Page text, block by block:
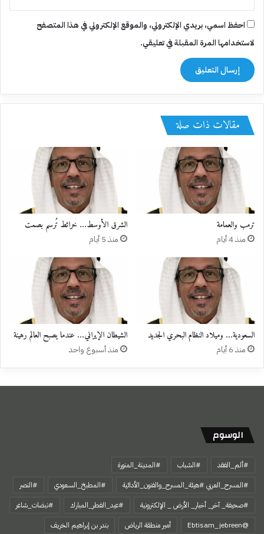
احفظ اسمي، بريدي الإلكتروني، والموقع الإلكتروني في هذا المتصفح
لاستخدامها المرة المقبلة في تعليقي.
مقالات ذات صلة
ترمب والعمامة
منذ 4 أيام
الشرق الأوسط… خرائط تُرسم بصمت
منذ 5 أيام
السعودية… وميلاد النظام البحري الجديد
منذ 6 أيام
الشيطان الإيراني… عندما يصبح العالم رهينة
منذ أسبوع واحد
الوسوم
#ألم_الفقد #الشباب
#المدينة_المنورة
#المسرح_العربي #هيئة_المسرح_والفنون_الأدائية
#المطبخ_السعودي
#النصر
#صحيفة_ آخر_ أخبار_ الأرض _ الإلكترونية
#عيد_الفطر_المبارك
#نبضات_شاعر
@Ebtisam_jebreen
أمير منطقة الرياض
بندر بن إبراهيم الخريف